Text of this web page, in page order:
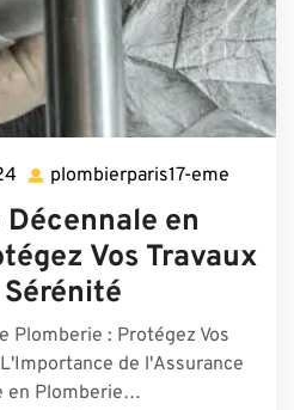
26
septembre
2024
plombierparis17-eme
en
Vos Travaux
Plomberie : Protégez Vos
de l'Assurance
en Plomberie…